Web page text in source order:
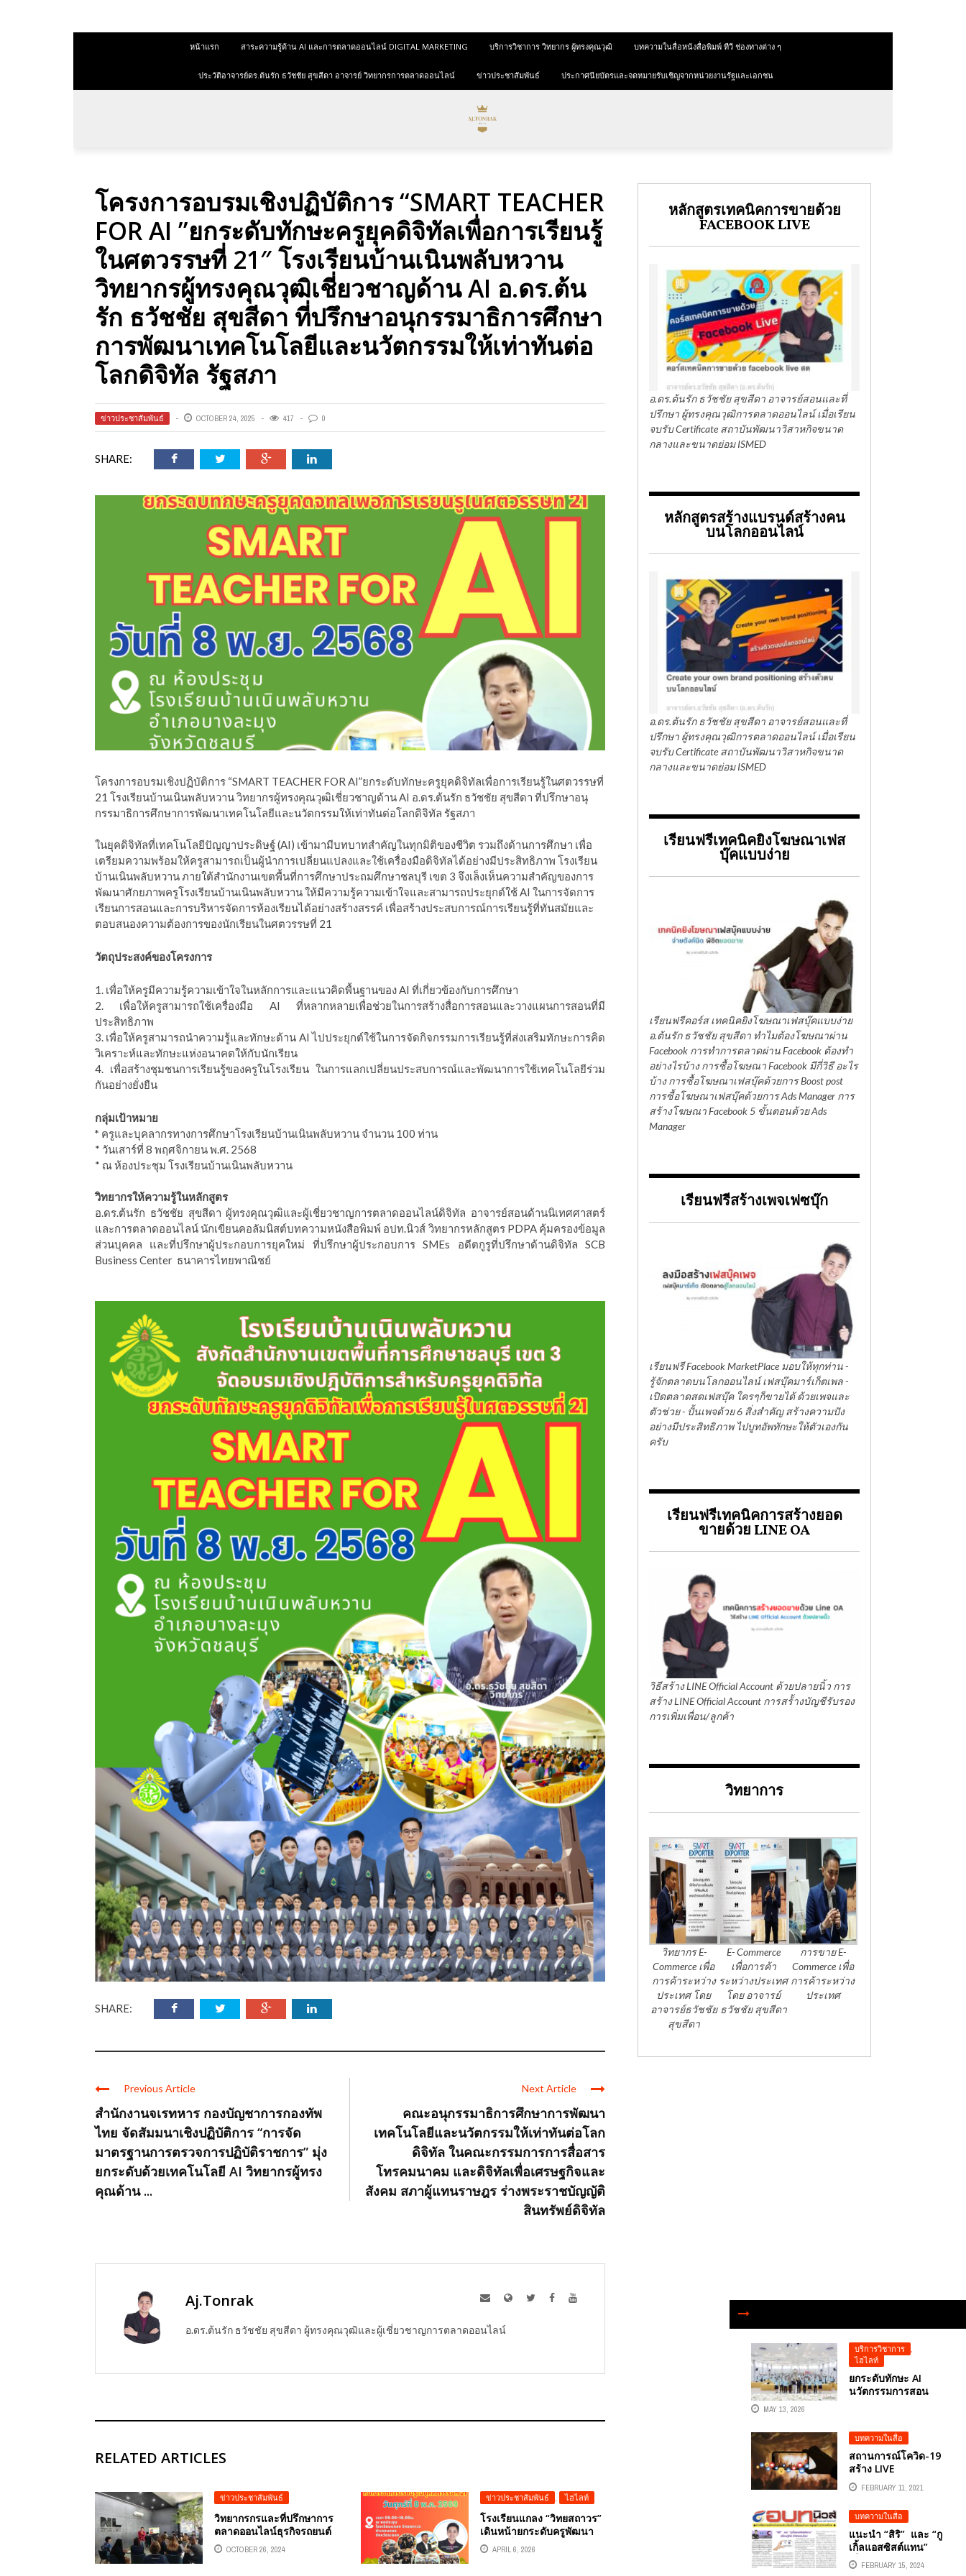
หน้าแรก สาระความรู้ด้าน AI และการตลาดออนไลน์ DIGITAL MARKETING บริการวิชาการ วิทยากร ผู้ทรงคุณวุฒิ บทความในสื่อหนังสื่อพิมพ์ ทีวี ช่องทางต่าง ๆ
ประวัติอาจารย์ดร.ต้นรัก ธวัชชัย สุขสีดา อาจารย์ วิทยากรการตลาดออนไลน์ ข่าวประชาสัมพันธ์ ประกาศนียบัตรและจดหมายรับเชิญจากหน่วยงานรัฐและเอกชน
โครงการอบรมเชิงปฏิบัติการ “SMART TEACHER
FOR AI ”ยกระดับทักษะครูยุคดิจิทัลเพื่อการเรียนรู้
ในศตวรรษที่ 21″ โรงเรียนบ้านเนินพลับหวาน
วิทยากรผู้ทรงคุณวุฒิเชี่ยวชาญด้าน AI อ.ดร.ต้น
รัก ธวัชชัย สุขสีดา ที่ปรึกษาอนุกรรมาธิการศึกษา
การพัฒนาเทคโนโลยีและนวัตกรรมให้เท่าทันต่อ
โลกดิจิทัล รัฐสภา
ข่าวประชาสัมพันธ์ OCTOBER 24, 2025 417 0
SHARE:
โครงการอบรมเชิงปฏิบัติการ “SMART TEACHER FOR AI”ยกระดับทักษะครูยุคดิจิทัลเพื่อการเรียนรู้ในศตวรรษที่
21 โรงเรียนบ้านเนินพลับหวาน วิทยากรผู้ทรงคุณวุฒิเชี่ยวชาญด้าน AI อ.ดร.ต้นรัก ธวัชชัย สุขสีดา ที่ปรึกษาอนุ
กรรมาธิการศึกษาการพัฒนาเทคโนโลยีและนวัตกรรมให้เท่าทันต่อโลกดิจิทัล รัฐสภา
ในยุคดิจิทัลที่เทคโนโลยีปัญญาประดิษฐ์ (AI) เข้ามามีบทบาทสำคัญในทุกมิติของชีวิต รวมถึงด้านการศึกษา เพื่อ
เตรียมความพร้อมให้ครูสามารถเป็นผู้นำการเปลี่ยนแปลงและใช้เครื่องมือดิจิทัลได้อย่างมีประสิทธิภาพ โรงเรียน
บ้านเนินพลับหวาน ภายใต้สำนักงานเขตพื้นที่การศึกษาประถมศึกษาชลบุรี เขต 3 จึงเล็งเห็นความสำคัญของการ
พัฒนาศักยภาพครูโรงเรียนบ้านเนินพลับหวาน ให้มีความรู้ความเข้าใจและสามารถประยุกต์ใช้ AI ในการจัดการ
เรียนการสอนและการบริหารจัดการห้องเรียนได้อย่างสร้างสรรค์ เพื่อสร้างประสบการณ์การเรียนรู้ที่ทันสมัยและ
ตอบสนองความต้องการของนักเรียนในศตวรรษที่ 21
วัตถุประสงค์ของโครงการ
1. เพื่อให้ครูมีความรู้ความเข้าใจในหลักการและแนวคิดพื้นฐานของ AI ที่เกี่ยวข้องกับการศึกษา
2. เพื่อให้ครูสามารถใช้เครื่องมือ AI ที่หลากหลายเพื่อช่วยในการสร้างสื่อการสอนและวางแผนการสอนที่มี
ประสิทธิภาพ
3. เพื่อให้ครูสามารถนำความรู้และทักษะด้าน AI ไปประยุกต์ใช้ในการจัดกิจกรรมการเรียนรู้ที่ส่งเสริมทักษะการคิด
วิเคราะห์และทักษะแห่งอนาคตให้กับนักเรียน
4. เพื่อสร้างชุมชนการเรียนรู้ของครูในโรงเรียน ในการแลกเปลี่ยนประสบการณ์และพัฒนาการใช้เทคโนโลยีร่วม
กันอย่างยั่งยืน
กลุ่มเป้าหมาย
* ครูและบุคลากรทางการศึกษาโรงเรียนบ้านเนินพลับหวาน จำนวน 100 ท่าน
* วันเสาร์ที่ 8 พฤศจิกายน พ.ศ. 2568
* ณ ห้องประชุม โรงเรียนบ้านเนินพลับหวาน
วิทยากรให้ความรู้ในหลักสูตร
อ.ดร.ต้นรัก ธวัชชัย สุขสีดา ผู้ทรงคุณวุฒิและผู้เชี่ยวชาญการตลาดออนไลน์ดิจิทัล อาจารย์สอนด้านนิเทศศาสตร์
และการตลาดออนไลน์ นักเขียนคอลัมนิสต์บทความหนังสือพิมพ์ อปท.นิวส์ วิทยากรหลักสูตร PDPA คุ้มครองข้อมูล
ส่วนบุคคล และที่ปรึกษาผู้ประกอบการยุคใหม่ ที่ปรึกษาผู้ประกอบการ SMEs อดีตกูรูที่ปรึกษาด้านดิจิทัล SCB
Business Center ธนาคารไทยพาณิชย์
SHARE:
Previous Article
สำนักงานจเรทหาร กองบัญชาการกองทัพ
ไทย จัดสัมมนาเชิงปฏิบัติการ “การจัด
มาตรฐานการตรวจการปฏิบัติราชการ” มุ่ง
ยกระดับด้วยเทคโนโลยี AI วิทยากรผู้ทรง
คุณด้าน ...
Next Article
คณะอนุกรรมาธิการศึกษาการพัฒนา
เทคโนโลยีและนวัตกรรมให้เท่าทันต่อโลก
ดิจิทัล ในคณะกรรมการการสื่อสาร
โทรคมนาคม และดิจิทัลเพื่อเศรษฐกิจและ
สังคม สภาผู้แทนราษฎร ร่างพระราชบัญญัติ
สินทรัพย์ดิจิทัล
Aj.Tonrak
อ.ดร.ต้นรัก ธวัชชัย สุขสีดา ผู้ทรงคุณวุฒิและผู้เชี่ยวชาญการตลาดออนไลน์
RELATED ARTICLES
ข่าวประชาสัมพันธ์
วิทยากรกรและที่ปรึกษาการ
ตลาดออนไลน์ธุรกิจรถยนต์
มือสอง USED CAR อ.ดร.ต้น
รัก ธวัชชัย สุขสีดา ผู้ทรง
OCTOBER 26, 2024
ข่าวประชาสัมพันธ์ ไฮไลท์
โรงเรียนแกลง “วิทยสถาวร”
เดินหน้ายกระดับครูพัฒนา
ความเป็นเลิศด้านนวัตกรรม
ในการจัดการเรียนการสอน
APRIL 6, 2026
บริการวิชาการ
,
ไฮไลท์
ยกระดับทักษะ AI
นวัตกรรมการสอน
TEACHER พลิกโฉม
ห้องเรียนด้วยพลัง AI
นวัตกรรมสื่อการสอน
แห่งอนาคต โดย
วิทยากร อ.ดร.ต้นรัก
ธวัชชัย สุขสีดา
วิทยากร GOOGLE ...
MAY 13, 2026
บทความในสื่อ
สถานการณ์โควิด-19
สร้าง LIVE
STREAMING ช่วย
พวกเราได้
FEBRUARY 11, 2021
บทความในสื่อ
แนะนำ “สิริ” และ “กู
เกิ้ลแอสซิสต์แทน”
เพื่อนคู่คิด ชิวิตออน
ไลน์
FEBRUARY 15, 2024
หลักสูตรเทคนิคการขายด้วย
FACEBOOK LIVE
อ.ดร.ต้นรัก ธวัชชัย สุขสีดา อาจารย์สอนและที่
ปรึกษา ผู้ทรงคุณวุฒิการตลาดออนไลน์ เมื่อเรียน
จบรับ Certificate สถาบันพัฒนาวิสาหกิจขนาด
กลางและขนาดย่อม ISMED
หลักสูตรสร้างแบรนด์สร้างคน
บนโลกออนไลน์
อ.ดร.ต้นรัก ธวัชชัย สุขสีดา อาจารย์สอนและที่
ปรึกษา ผู้ทรงคุณวุฒิการตลาดออนไลน์ เมื่อเรียน
จบรับ Certificate สถาบันพัฒนาวิสาหกิจขนาด
กลางและขนาดย่อม ISMED
เรียนฟรีเทคนิคยิงโฆษณาเฟส
บุ๊คแบบง่าย
เรียนฟรีคอร์ส เทคนิคยิงโฆษณาเฟสบุ๊คแบบง่าย
อ.ต้นรัก ธวัชชัย สุขสีดา ทำไมต้องโฆษณาผ่าน
Facebook การทำการตลาดผ่าน Facebook ต้องทำ
อย่างไรบ้าง การซื้อโฆษณา Facebook มีกี่วิธี อะไร
บ้าง การซื้อโฆษณาเฟสบุ๊คด้วยการ Boost post
การซื้อโฆษณาเฟสบุ๊คด้วยการ Ads Manager การ
สร้างโฆษณา Facebook 5 ขั้นตอนด้วย Ads
Manager
เรียนฟรีสร้างเพจเฟซบุ๊ก
เรียนฟรี Facebook MarketPlace มอบให้ทุกท่าน -
รู้จักตลาดบนโลกออนไลน์ เฟสบุ๊คมาร์เก็ตเพล -
เปิดตลาดสดเฟสบุ๊ค ใครๆก็ขายได้ ด้วยเพจและ
ตัวช่วย - ปั้นเพจด้วย 6 สิ่งสำคัญ สร้างความปัง
อย่างมีประสิทธิภาพ ไปบูทอัพทักษะให้ตัวเองกัน
ครับ
เรียนฟรีเทคนิคการสร้างยอด
ขายด้วย LINE OA
วิธีสร้าง LINE Official Account ด้วยปลายนิ้ว การ
สร้าง LINE Official Account การสร้้างบัญชีรับรอง
การเพิ่มเพื่อน/ลูกค้า
วิทยาการ
วิทยากร E-
Commerce เพื่อ
การค้าระหว่าง
ประเทศ โดย
อาจารย์ธวัชชัย
สุขสีดา
E- Commerce
เพื่อการค้า
ระหว่างประเทศ
โดย อาจารย์
ธวัชชัย สุขสีดา
การขาย E-
Commerce เพื่อ
การค้าระหว่าง
ประเทศ